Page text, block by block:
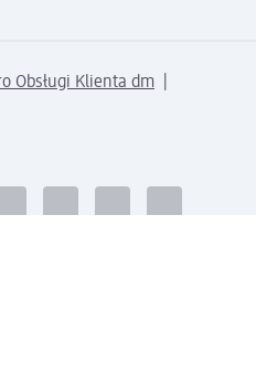
Obsługi Klienta dm